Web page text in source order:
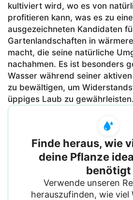
kultiviert wird, wo es von
profitieren kann, was es zu
ausgezeichneten Kandidaten
Gartenlandschaften in
macht, die seine natürliche
nachahmen. Es ist besonders
Wasser während seiner
zu bewältigen, um
üppiges Laub zu gewährleisten.
Finde heraus, wie
deine Pflanze
benötigt
Verwende unseren
herauszufinden, wie viel